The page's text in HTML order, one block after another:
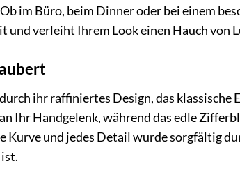
im Büro, beim Dinner oder bei einem
verleiht Ihrem Look einen Hauch von
ihr raffiniertes Design, das klassische
Ihr Handgelenk, während das edle
Kurve und jedes Detail wurde sorgfältig